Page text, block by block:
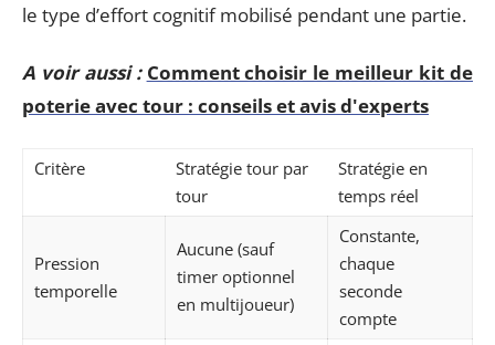
le type d’effort cognitif mobilisé pendant une partie.
A voir aussi : Comment choisir le meilleur kit de
poterie avec tour : conseils et avis d'experts
Critère
Stratégie tour par
tour
Stratégie en
temps réel
Pression
temporelle
Aucune (sauf
timer optionnel
en multijoueur)
Constante,
chaque
seconde
compte